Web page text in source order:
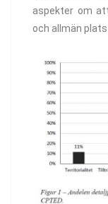
aspekter om
och allmän